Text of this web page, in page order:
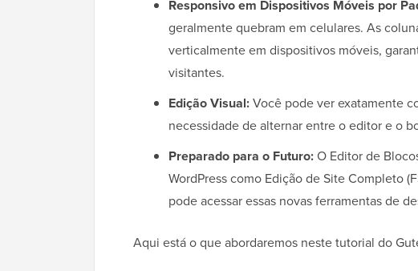
Responsivo em Dispositivos Móveis por
geralmente quebram em celulares. As
verticalmente em dispositivos móveis,
visitantes.
Edição Visual:Você pode ver exatamente
necessidade de alternar entre o editor e o
Preparado para o Futuro:O Editor de
WordPress como Edição de Site Completo
pode acessar essas novas ferramentas de
Aqui está o que abordaremos neste tutorial do